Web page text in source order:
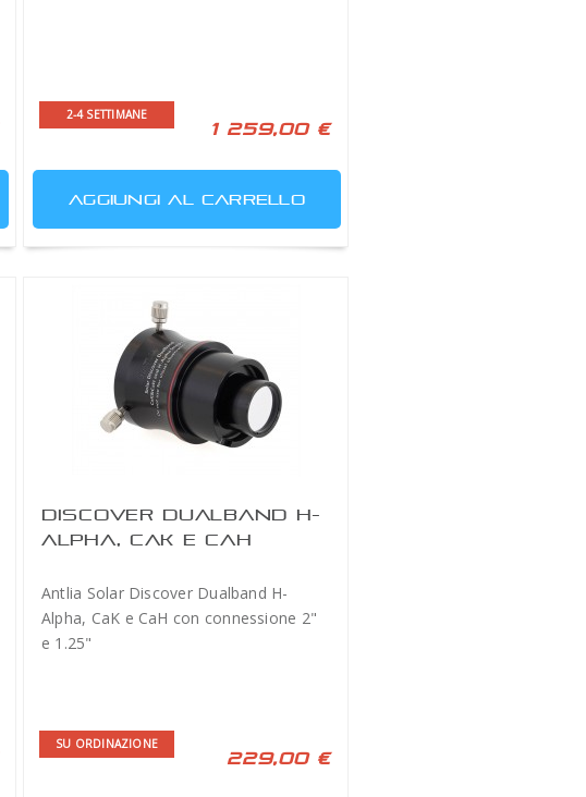
2-4 SETTIMANE
1 259,00 €
AGGIUNGI AL CARRELLO
DISCOVER DUALBAND H-
ALPHA, CAK E CAH
Antlia Solar Discover Dualband H-
Alpha, CaK e CaH con connessione 2"
e 1.25"
SU ORDINAZIONE
229,00 €